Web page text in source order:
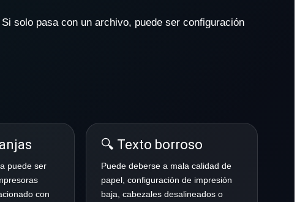
solo pasa con un archivo, puede ser configuración
puede ser
con
🔍 Texto borroso
Puede deberse a mala calidad de
papel, configuración de impresión
baja, cabezales desalineados o